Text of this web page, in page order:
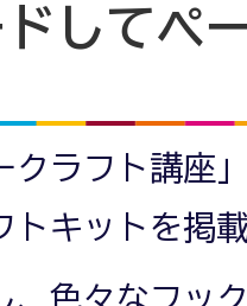
してペ
クラフト講座
トキットを掲
、色々なフッ